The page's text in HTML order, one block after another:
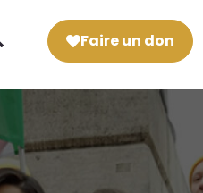
Faire un don